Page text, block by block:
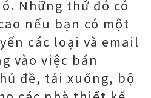
Những thứ đó có
nếu bạn có một
các loại và email
vào việc bán
đề, tải xuống, bộ